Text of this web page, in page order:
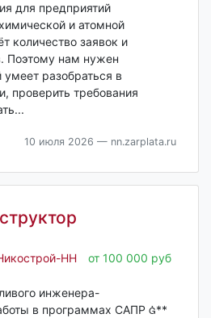
для предприятий
и атомной
количество заявок и
Поэтому нам нужен
разобраться в
проверить требования
10 июля 2026 — nn.zarplata.ru
НН от 100 000 руб
инженера-
в программах САПР **